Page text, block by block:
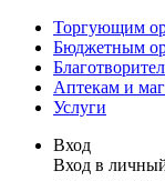
Торгующим
Бюджетным
Аптекам и
Услуги
Вход
Вход в